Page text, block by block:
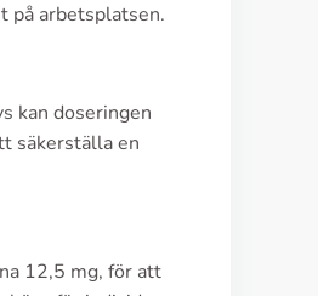
på arbetsplatsen.
kan doseringen
säkerställa en
12,5 mg, för att